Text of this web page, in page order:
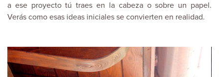
a ese proyecto tú traes en la cabeza o sobre un papel.
Verás como esas ideas iniciales se convierten en realidad.